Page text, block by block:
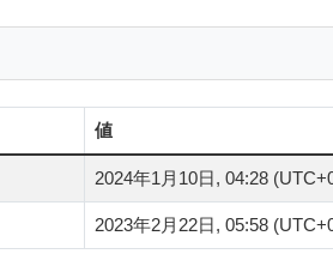
値
2024年1月10日, 04:28
2023年2月22日, 05:58